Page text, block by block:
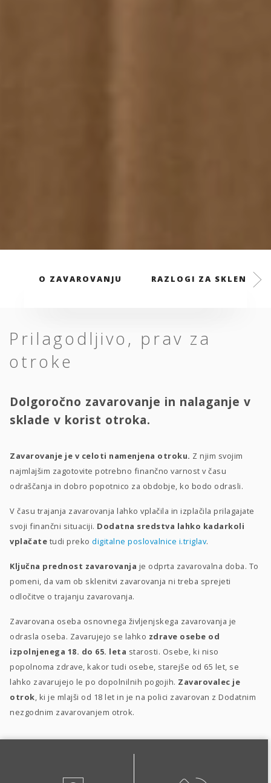
O ZAVAROVANJU RAZLOGI ZA SKLENITEV
Prilagodljivo, prav za
otroke
Dolgoročno zavarovanje in nalaganje v
sklade v korist otroka.
Zavarovanje je v celoti namenjena otroku. Z njim svojim
najmlajšim zagotovite potrebno finančno varnost v času
odraščanja in dobro popotnico za obdobje, ko bodo odrasli.
V času trajanja zavarovanja lahko vplačila in izplačila prilagajate
svoji finančni situaciji. Dodatna sredstva lahko kadarkoli
vplačate tudi preko digitalne poslovalnice i.triglav.
Ključna prednost zavarovanja je odprta zavarovalna doba. To
pomeni, da vam ob sklenitvi zavarovanja ni treba sprejeti
odločitve o trajanju zavarovanja.
Zavarovana oseba osnovnega življenjskega zavarovanja je
odrasla oseba. Zavarujejo se lahko zdrave osebe od
izpolnjenega 18. do 65. leta starosti. Osebe, ki niso
popolnoma zdrave, kakor tudi osebe, starejše od 65 let, se
lahko zavarujejo le po dopolnilnih pogojih. Zavarovalec je
otrok, ki je mlajši od 18 let in je na polici zavarovan z Dodatnim
nezgodnim zavarovanjem otrok.